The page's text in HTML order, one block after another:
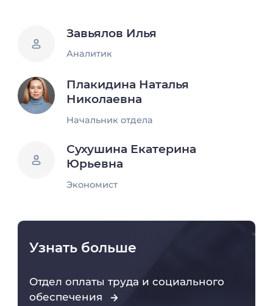
Завьялов Илья
Аналитик
Плакидина Наталья
Николаевна
Начальник отдела
Сухушина Екатерина
Юрьевна
Экономист
Узнать больше
Отдел оплаты труда и социального
обеспечения